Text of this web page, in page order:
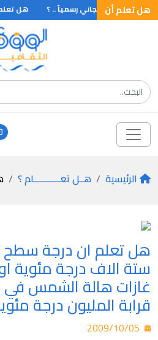
هل تعلم أن
تقرر العلاج المجاني رسمياً .. ؟ هل
الرئيسية هــل تعـــــــــــلم ؟
هل تعلم ان درجة
ستة الاف درجة مئوية
غازات هالة الشمس في
قرابة المليون درجة